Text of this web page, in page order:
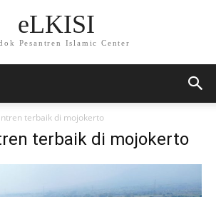
eLKISI
Pesantren Islamic Center
terbaik di mojokerto
terbaik di mojokerto